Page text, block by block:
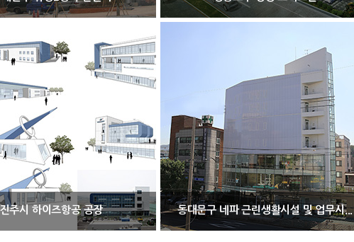
진주시 하이즈항공 공장 동대문구 네파 근린생활시설 및 업무시...